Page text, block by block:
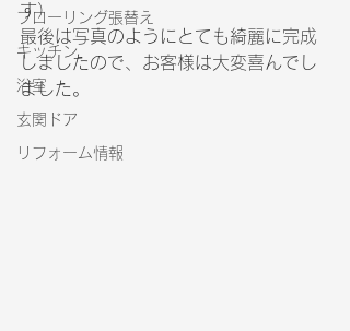
フローリング張替え
キッチン
浴室
玄関ドア
リフォーム情報
す）
最後は写真のようにとても綺麗に完成
しましたので、お客様は大変喜んでし
ました。